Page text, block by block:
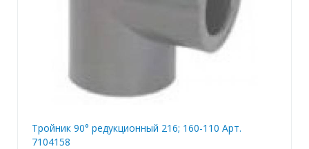
Тройник 90° редукционный 216; 160-110 Арт.
7104158